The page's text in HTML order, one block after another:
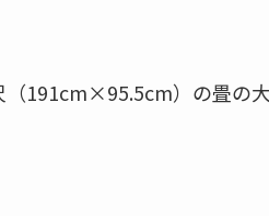
191cm×95.5cm）の畳の